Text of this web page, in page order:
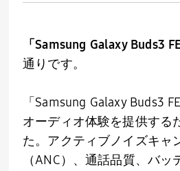
「Samsung Galaxy Buds3 FE
通りです。
「 Samsung Galaxy Buds3 FE
オーディオ体験を提供する
た。アクティブノイズキャ
（ANC）、通話品質、バッ